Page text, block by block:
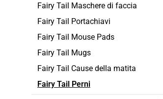
Fairy Tail Maschere di faccia
Fairy Tail Portachiavi
Fairy Tail Mouse Pads
Fairy Tail Mugs
Fairy Tail Cause della matita
Fairy Tail Perni